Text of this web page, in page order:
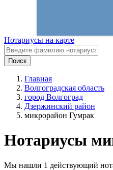
Нотариусы на карте
Поиск
Главная
Волгоградская область
город Волгоград
Дзержинский район
микрорайон Гумрак
Нотариусы
Мы нашли 1 действующий